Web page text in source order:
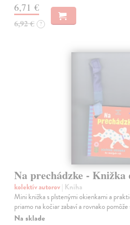
6,71 €
6,92 € ?
Na prechádzke - Knižka
kolektív autorov| Kniha
Mini knižka s plstenými okienkami a
priamo na kočiar zabaví a rovnako
Na sklade